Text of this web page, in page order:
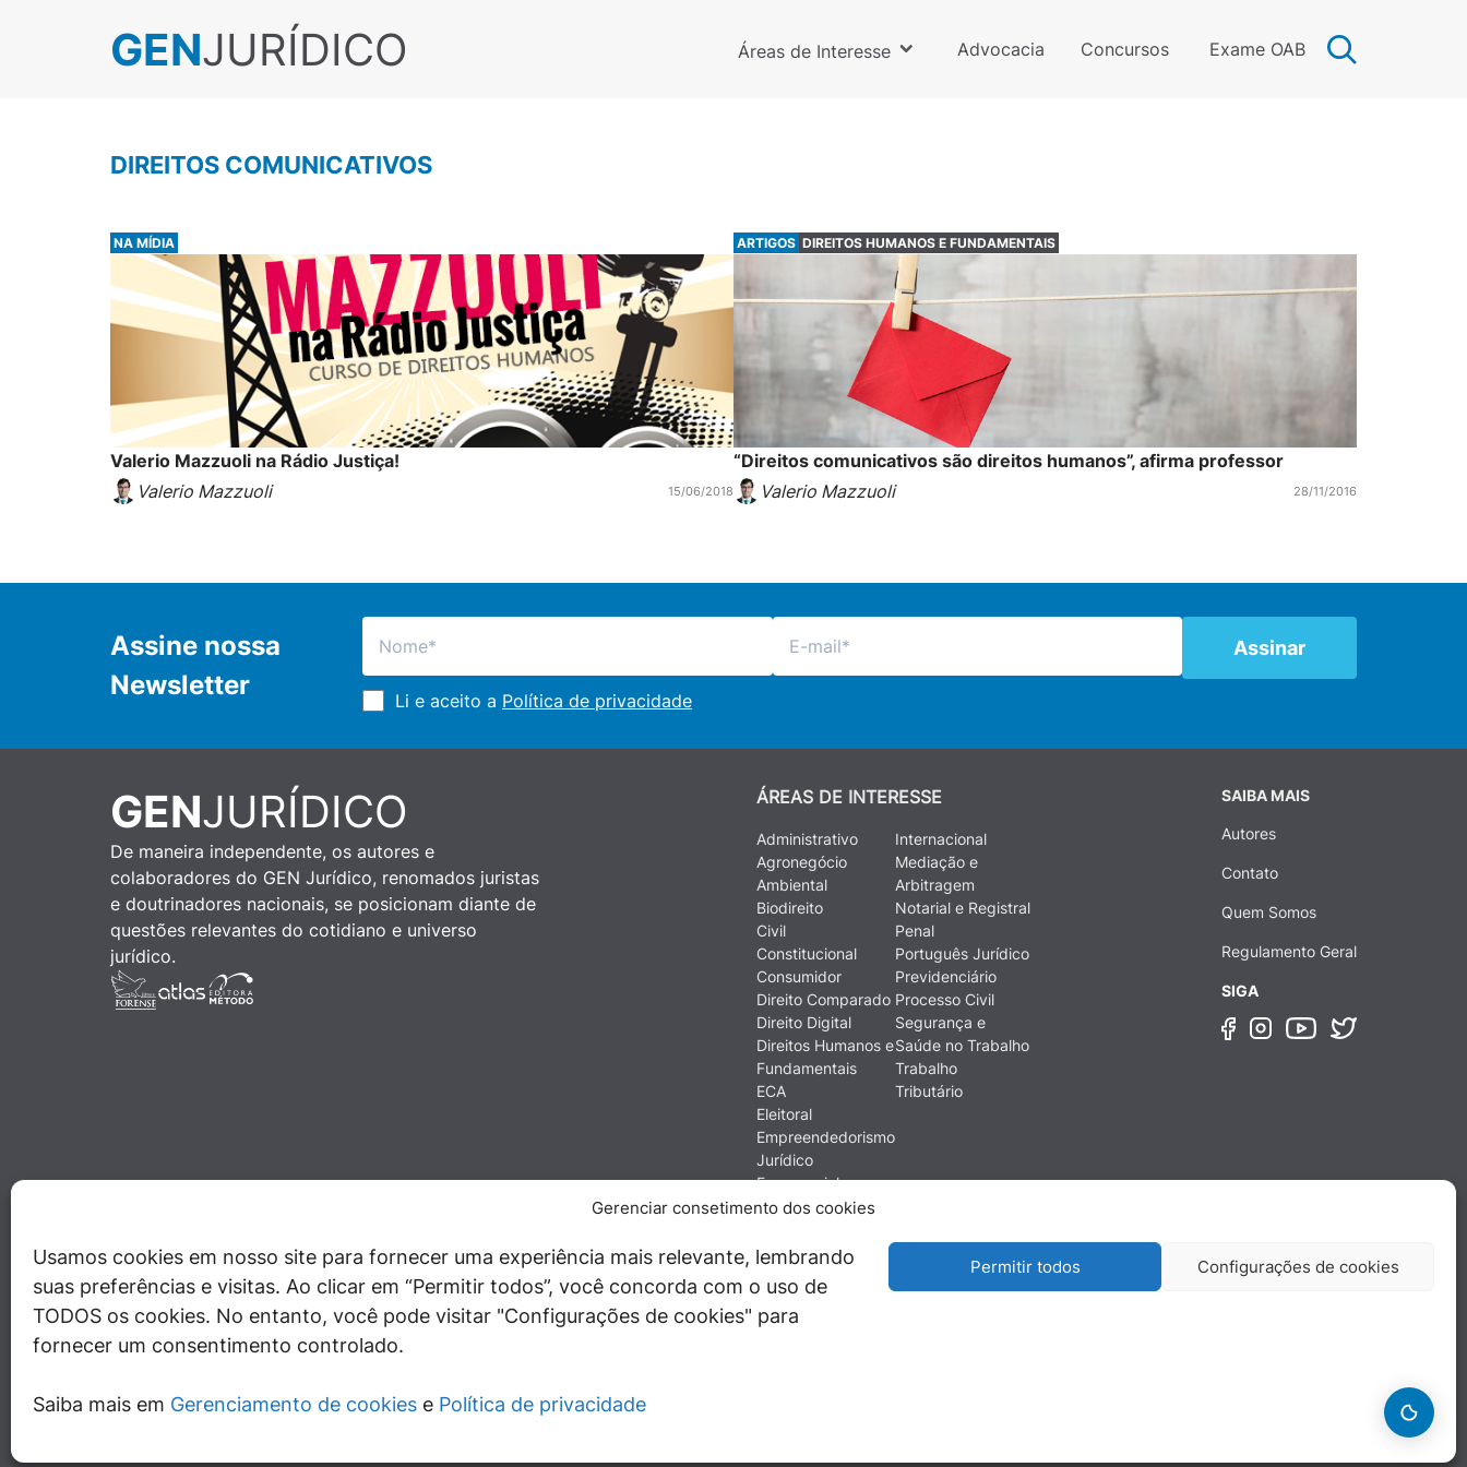
Gerenciar consetimento dos cookies
Usamos cookies em nosso site para fornecer uma experiência mais relevante, lembrando
suas preferências e visitas. Ao clicar em “Permitir todos”, você concorda com o uso de
TODOS os cookies. No entanto, você pode visitar "Configurações de cookies" para
fornecer um consentimento controlado.
Saiba mais em Gerenciamento de cookies e Política de privacidade
Permitir todos Configurações de cookies
GENJURÍDICO Áreas de Interesse Advocacia Concursos Exame OAB
DIREITOS COMUNICATIVOS
NA MÍDIA
Valerio Mazzuoli na Rádio Justiça!
Valerio Mazzuoli
15/06/2018
ARTIGOS DIREITOS HUMANOS E FUNDAMENTAIS
“Direitos comunicativos são direitos humanos”, afirma professor
Valerio Mazzuoli
28/11/2016
Assine nossa
Newsletter
Li e aceito a Política de privacidade
GENJURÍDICO
De maneira independente, os autores e
colaboradores do GEN Jurídico, renomados juristas
e doutrinadores nacionais, se posicionam diante de
questões relevantes do cotidiano e universo
jurídico.
ÁREAS DE INTERESSE
Administrativo
Agronegócio
Ambiental
Biodireito
Civil
Constitucional
Consumidor
Direito Comparado
Direito Digital
Direitos Humanos e
Fundamentais
ECA
Eleitoral
Empreendedorismo
Jurídico
Empresarial
Ética
Financeiro e
História do Direito
Imobiliário
Internacional
Mediação e
Arbitragem
Notarial e Registral
Penal
Português Jurídico
Previdenciário
Processo Civil
Segurança e
Saúde no Trabalho
Trabalho
Tributário
SAIBA MAIS
Autores
Contato
Quem Somos
Regulamento Geral
SIGA